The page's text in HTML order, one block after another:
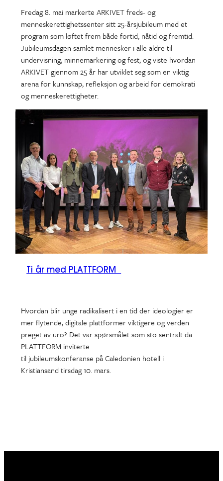
Fredag 8. mai markerte ARKIVET freds- og
menneskerettighetssenter sitt 25-årsjubileum med et
program som løftet frem både fortid, nåtid og fremtid.
Jubileumsdagen samlet mennesker i alle aldre til
undervisning, minnemarkering og fest, og viste hvordan
ARKIVET gjennom 25 år har utviklet seg som en viktig
arena for kunnskap, refleksjon og arbeid for demokrati
og menneskerettigheter.
Ti år med PLATTFORM
Hvordan blir unge radikalisert i en tid der ideologier er
mer flytende, digitale plattformer viktigere og verden
preget av uro? Det var spørsmålet som sto sentralt da
PLATTFORM inviterte
til jubileumskonferanse på Caledonien hotell i
Kristiansand tirsdag 10. mars.